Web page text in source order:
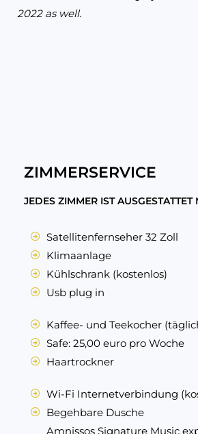
2022 as well.
ZIMMERSERVICE
JEDES ZIMMER IST AUSGESTATTET
Satellitenfernseher 32 Zoll
Klimaanlage
Kühlschrank (kostenlos)
Usb plug in
Kaffee- und Teekocher
Safe: 25,00 euro pro Woche
Haartrockner
Wi-Fi Internetverbindung
Begehbare Dusche
Amnissos Signature Music